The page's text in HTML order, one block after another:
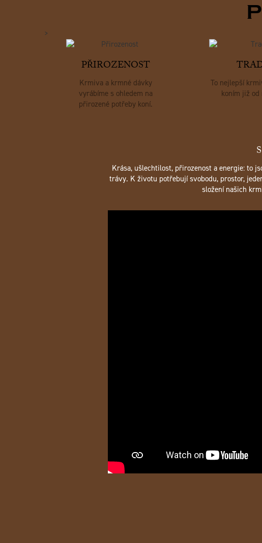
>
PŘIROZENOST
Krmiva a krmné dávky
vyrábíme s ohledem na
přirozené potřeby koní.
To nejlepší
koním již
Krása, ušlechtilost, přirozenost a energie: to
trávy. K životu potřebují svobodu, prostor,
složení našich